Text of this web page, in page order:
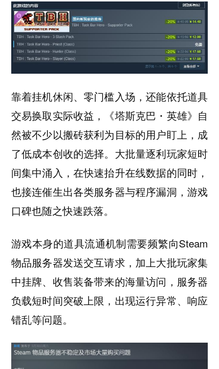
靠着挂机休闲、零门槛入场，还能依托道具
交易换取实际收益，《塔斯克巴・英雄》自
然被不少以搬砖获利为目标的用户盯上，成
了低成本创收的选择。大批量逐利玩家短时
间集中涌入，在快速抬升在线数据的同时，
也接连催生出各类服务器与程序漏洞，游戏
口碑也随之快速跌落。
游戏本身的道具流通机制需要频繁向Steam
物品服务器发送交互请求，加上大批玩家集
中挂牌、收售装备带来的海量访问，服务器
负载短时间突破上限，出现运行异常、响应
错乱等问题。